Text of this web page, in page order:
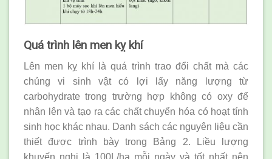
Quá trình lên men kỵ khí
Lên men kỵ khí là quá trình trao đổi chất mà các
chủng vi sinh vật có lợi lấy năng lượng từ
carbohydrate trong trường hợp không có oxy để
nhân lên và tạo ra các chất chuyển hóa có hoạt tính
sinh học khác nhau. Danh sách các nguyên liệu cần
thiết được trình bày trong Bảng 2. Liều lượng
khuyến nghị là 100L/ha mỗi ngày và tốt nhất nên